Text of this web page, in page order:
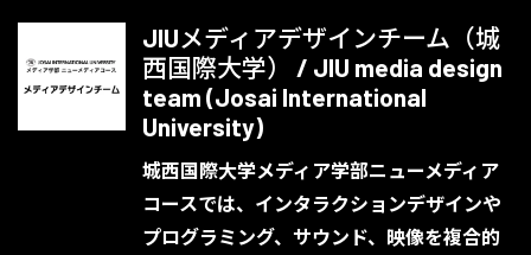
JIUメディアデザインチーム（城
西国際大学） / JIU media design
team (Josai International
University)
城西国際大学メディア学部ニューメディア
コースでは、インタラクションデザインや
プログラミング、サウンド、映像を複合的